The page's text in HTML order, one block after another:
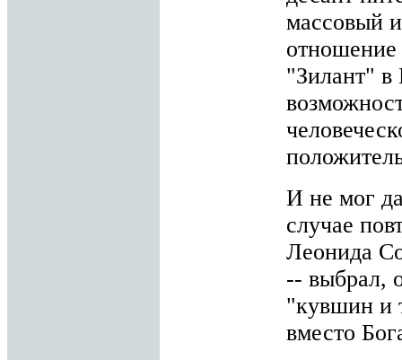
массовый
отношение
"Зилант" в
И не мог
случае
Леонида
-- выбрал,
"кувшин и
вместо